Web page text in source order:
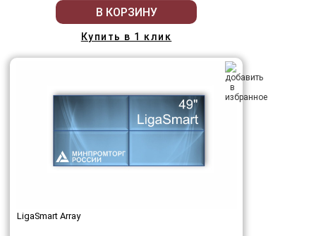
В КОРЗИНУ
Купить в 1 клик
LigaSmart Array